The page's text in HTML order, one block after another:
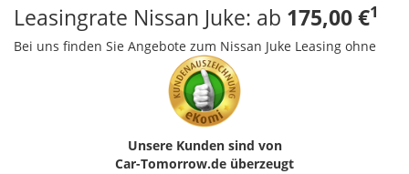
Leasingrate Nissan Juke: ab 175,00 €1
Bei uns finden Sie Angebote zum Nissan Juke Leasing ohne
. Gerne erstellen wir Ihnen auch für
Ihre Wunschkonfiguration ein persönliches, unverbindliches
Leasingangebot – natürlich zu unschlagbaren Top
Konditionen! Oder vergleichen Sie auch unsere weiteren
Nissan Leasing AngeboteUnsere Kunden sind von
Car-Tomorrow.de überzeugt